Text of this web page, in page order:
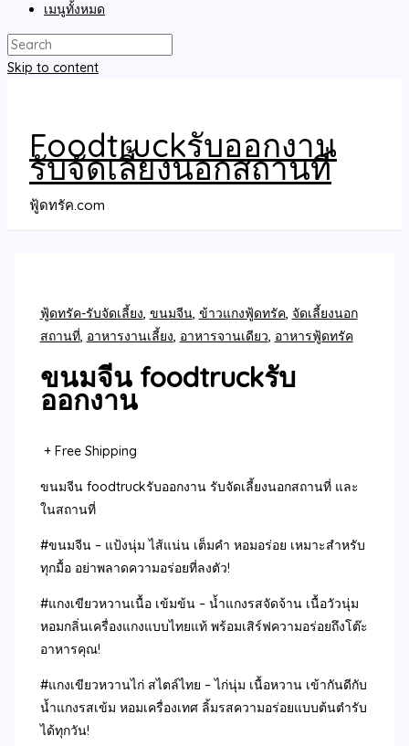
เมนูทั้งหมด
Skip to content
Foodtruckรับออกงาน
รับจัดเลี้ยงนอกสถานที่
ฟู้ดทรัค.com
ฟู้ดทรัค-รับจัดเลี้ยง ขนมจีน, ข้าวแกงฟู้ดทรัค, จัดเลี้ยงนอก
สถานที่, อาหารงานเลี้ยง อาหารจานเดียว อาหารฟู้ดทรัค
ขนมจีน foodtruckรับ
ออกงาน
+ Free Shipping
ขนมจีน foodtruckรับออกงาน รับจัดเลี้ยงนอกสถานที่ และ
ในสถานที่
#ขนมจีน – แป้งนุ่ม ไส้แน่น เต็มคำ หอมอร่อย เหมาะสำหรับ
ทุกมื้อ อย่าพลาดความอร่อยที่ลงตัว!
#แกงเขียวหวานเนื้อ เข้มข้น – น้ำแกงรสจัดจ้าน เนื้อวัวนุ่ม
หอมกลิ่นเครื่องแกงแบบไทยแท้ พร้อมเสิร์ฟความอร่อยถึงโต๊ะ
อาหารคุณ!
#แกงเขียวหวานไก่ สไตล์ไทย – ไก่นุ่ม เนื้อหวาน เข้ากันดีกับ
น้ำแกงรสเข้ม หอมเครื่องเทศ ลิ้มรสความอร่อยแบบต้นตำรับ
ได้ทุกวัน!